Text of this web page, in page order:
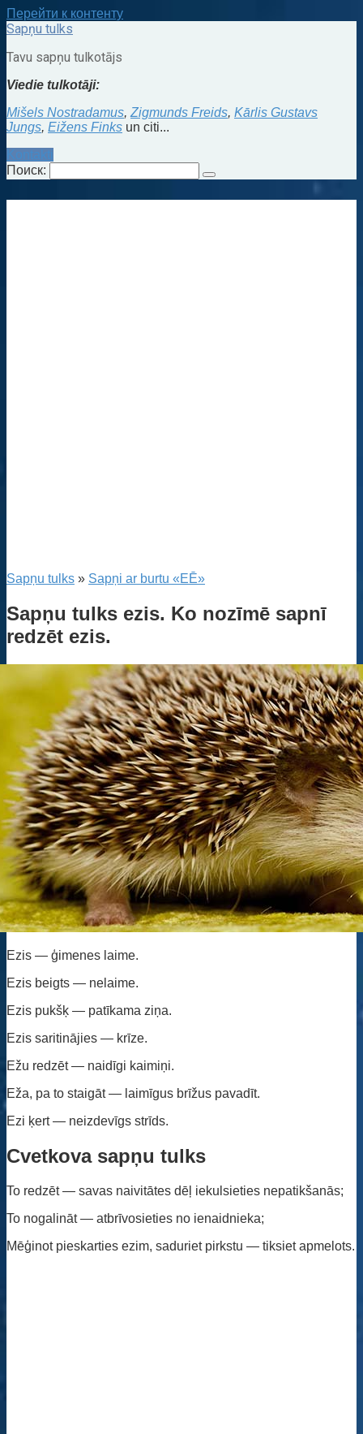
Перейти к контенту
Sapņu tulks
Tavu sapņu tulkotājs
Viedie tulkotāji:
Mišels Nostradamus, Zigmunds Freids, Kārlis Gustavs
Jungs, Eižens Finks un citi...
Kontakti
Поиск:
Sapņu tulks » Sapņi ar burtu «EĒ»
Sapņu tulks ezis. Ko nozīmē sapnī
redzēt ezis.
Ezis — ģimenes laime.
Ezis beigts — nelaime.
Ezis pukšķ — patīkama ziņa.
Ezis saritinājies — krīze.
Ežu redzēt — naidīgi kaimiņi.
Eža, pa to staigāt — laimīgus brīžus pavadīt.
Ezi ķert — neizdevīgs strīds.
Cvetkova sapņu tulks
To redzēt — savas naivitātes dēļ iekulsieties nepatikšanās;
To nogalināt — atbrīvosieties no ienaidnieka;
Mēģinot pieskarties ezim, saduriet pirkstu — tiksiet apmelots.